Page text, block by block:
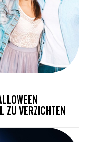
ZU VERZICHTEN